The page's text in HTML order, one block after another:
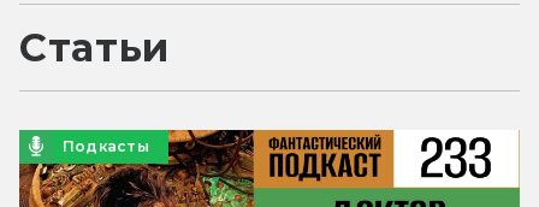
Статьи
Подкасты